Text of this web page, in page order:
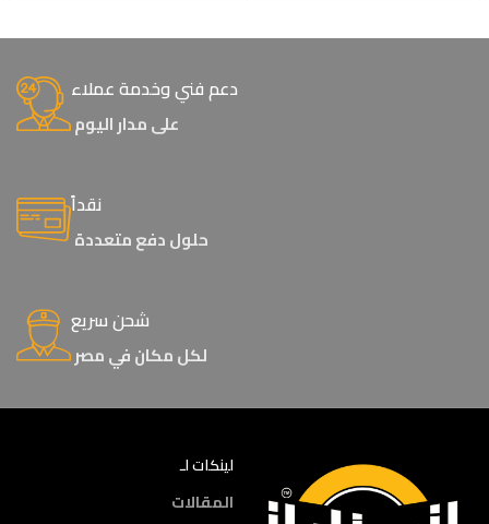
دعم فني وخدمة عملاء
على مدار اليوم
نقداً
حلول دفع متعددة
شحن سريع
لكل مكان في مصر
لينكات لـ
المقالات